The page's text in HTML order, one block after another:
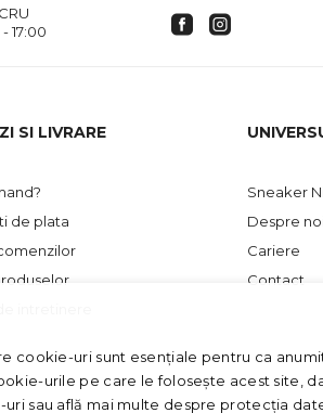
17:00
SI LIVRARE
de plata
Sneaker
Despre
Cariere
Contact
cookie-uri sunt esențiale pentru ca
urile pe care le folosește acest site,
sau află mai multe despre protecția